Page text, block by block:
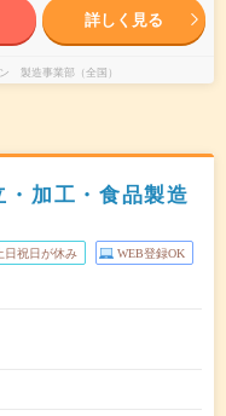
詳しく見る
製造事業部（全国）
・加工・食品製造
日祝日が休み WEB登録OK